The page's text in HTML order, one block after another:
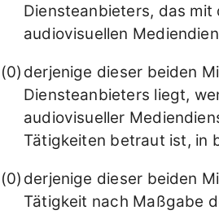
Diensteanbieters, das
audiovisuellen
derjenige dieser beiden
Diensteanbieters liegt,
audiovisueller
Tätigkeiten betraut ist, in
derjenige dieser beiden
Tätigkeit nach Maßgabe